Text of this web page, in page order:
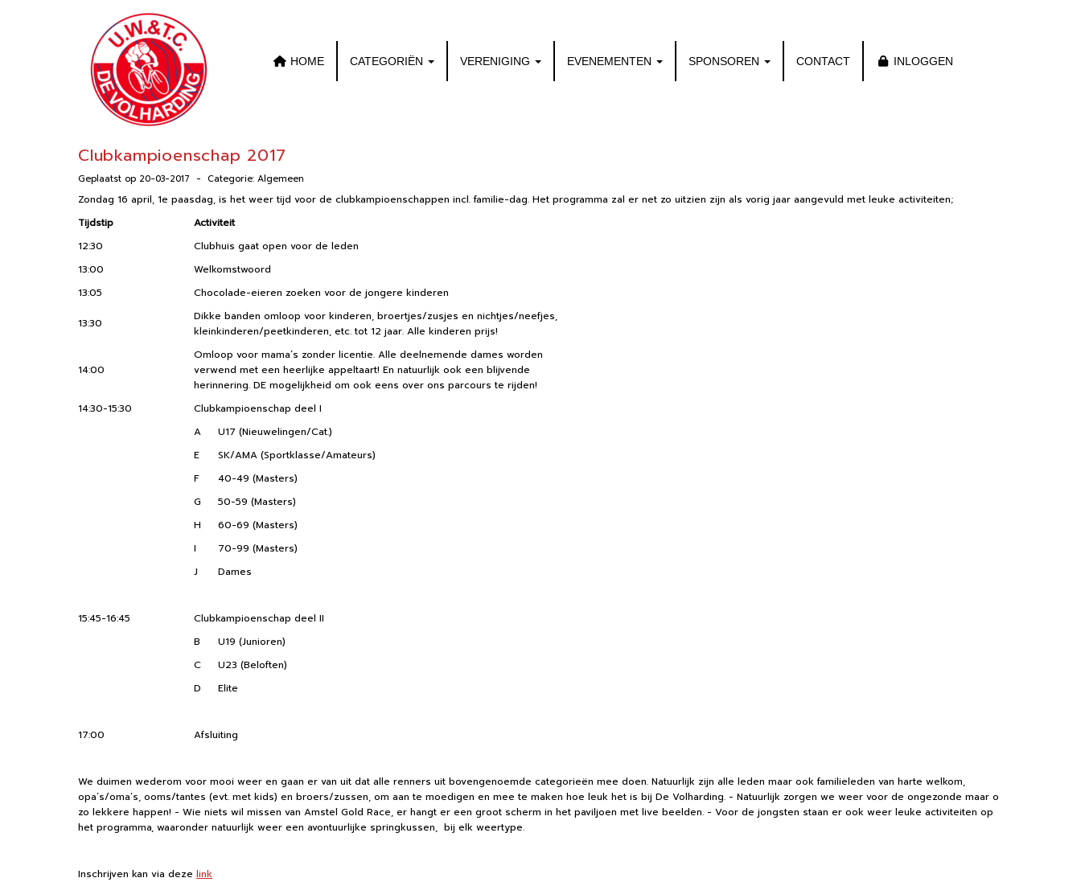
HOME CATEGORIËN VERENIGING EVENEMENTEN SPONSOREN CONTACT INLOGGEN
Clubkampioenschap 2017
Geplaatst op 20-03-2017 - Categorie: Algemeen
Zondag 16 april, 1e paasdag, is het weer tijd voor de clubkampioenschappen incl. familie-dag. Het programma zal er net zo uitzien zijn als vorig jaar aangevuld met leuke activiteiten;
Tijdstip
Activiteit
12:30
Clubhuis gaat open voor de leden
13:00
Welkomstwoord
13:05
Chocolade-eieren zoeken voor de jongere kinderen
13:30
Dikke banden omloop voor kinderen, broertjes/zusjes en nichtjes/neefjes,
kleinkinderen/peetkinderen, etc. tot 12 jaar. Alle kinderen prijs!
14:00
Omloop voor mama’s zonder licentie. Alle deelnemende dames worden
verwend met een heerlijke appeltaart! En natuurlijk ook een blijvende
herinnering. DE mogelijkheid om ook eens over ons parcours te rijden!
14:30-15:30
Clubkampioenschap deel I
A
U17 (Nieuwelingen/Cat.)
E
SK/AMA (Sportklasse/Amateurs)
F
40-49 (Masters)
G
50-59 (Masters)
H
60-69 (Masters)
I
70-99 (Masters)
J
Dames
15:45-16:45
Clubkampioenschap deel II
B
U19 (Junioren)
C
U23 (Beloften)
D
Elite
17:00 Afsluiting
We duimen wederom voor mooi weer en gaan er van uit dat alle renners uit bovengenoemde categorieën mee doen. Natuurlijk zijn alle leden maar ook familieleden van harte welkom,
opa’s/oma’s, ooms/tantes (evt. met kids) en broers/zussen, om aan te moedigen en mee te maken hoe leuk het is bij De Volharding. - Natuurlijk zorgen we weer voor de ongezonde maar o
zo lekkere happen! - Wie niets wil missen van Amstel Gold Race, er hangt er een groot scherm in het paviljoen met live beelden. - Voor de jongsten staan er ook weer leuke activiteiten op
het programma, waaronder natuurlijk weer een avontuurlijke springkussen, bij elk weertype.
Inschrijven kan via deze link